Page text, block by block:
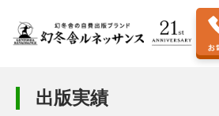
出版実績